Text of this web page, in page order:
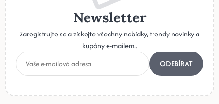
Newsletter
Zaregistrujte se a získejte všechny nabídky, trendy novinky a
kupóny e-mailem..
ODEBÍRAT